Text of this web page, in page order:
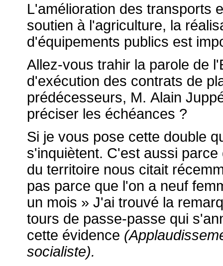
L'amélioration des transports
soutien à l'agriculture, la
d'équipements publics est
Allez-vous trahir la parole de
d'exécution des contrats de
prédécesseurs, M. Alain
préciser les échéances ?
Si je vous pose cette double
s'inquiètent. C'est aussi
du territoire nous citait
pas parce que l'on a neuf
un mois » J'ai trouvé la
tours de passe-passe qui
cette évidence
socialiste).